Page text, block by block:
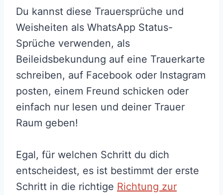
Du kannst diese Trauersprüche und
Weisheiten als WhatsApp Status-
Sprüche verwenden, als
Beileidsbekundung auf eine Trauerkarte
schreiben, auf Facebook oder Instagram
posten, einem Freund schicken oder
einfach nur lesen und deiner Trauer
Raum geben!
Egal, für welchen Schritt du dich
entscheidest, es ist bestimmt der erste
Schritt in die richtige Richtung zur